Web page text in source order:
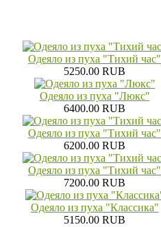
Одеяло из пуха "Тихий час"
5250.00 RUB
Одеяло из пуха "Люкс"
6400.00 RUB
Одеяло из пуха "Тихий час"
6200.00 RUB
Одеяло из пуха "Тихий час"
7200.00 RUB
Одеяло из пуха "Классика"
5150.00 RUB